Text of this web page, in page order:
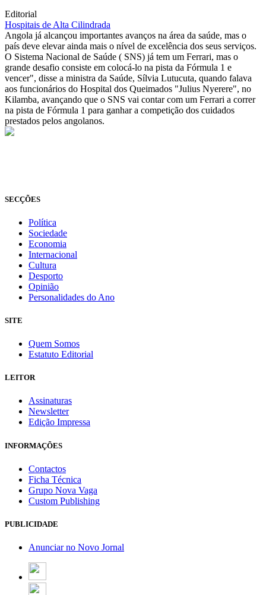
Editorial
Hospitais de Alta Cilindrada
Angola já alcançou importantes avanços na área da saúde, mas o
país deve elevar ainda mais o nível de excelência dos seus serviços.
O Sistema Nacional de Saúde ( SNS) já tem um Ferrari, mas o
grande desafio consiste em colocá-lo na pista da Fórmula 1 e
vencer", disse a ministra da Saúde, Sílvia Lutucuta, quando falava
aos funcionários do Hospital dos Queimados "Julius Nyerere", no
Kilamba, avançando que o SNS vai contar com um Ferrari a correr
na pista de Fórmula 1 para ganhar a competição dos cuidados
prestados pelos angolanos.
SECÇÕES
Política
Sociedade
Economia
Internacional
Cultura
Desporto
Opinião
Personalidades do Ano
SITE
Quem Somos
Estatuto Editorial
LEITOR
Assinaturas
Newsletter
Edição Impressa
INFORMAÇÕES
Contactos
Ficha Técnica
Grupo Nova Vaga
Custom Publishing
PUBLICIDADE
Anunciar no Novo Jornal